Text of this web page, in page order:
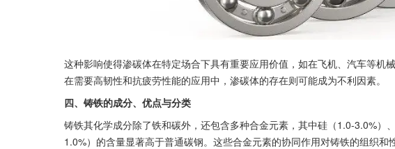
这种影响使得渗碳体在特定场合下具有重要应用价值，如在飞机、汽车等机
在需要高韧性和抗疲劳性能的应用中，渗碳体的存在则可能成为不利因素。
四、铸铁的成分、优点与分类
铸铁其化学成分除了铁和碳外，还包含多种合金元素，其中硅（1.0-3.0%）
1.0%）的含量显著高于普通碳钢。这些合金元素的协同作用对铸铁的组织和